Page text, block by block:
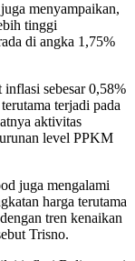
menyampaikan,
tinggi
di angka 1,75%
sebesar 0,58%
terjadi pada
aktivitas
level PPKM
juga mengalami
harga terutama
tren kenaikan
Trisno.